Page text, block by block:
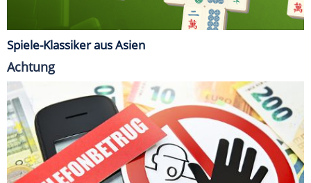
Spiele-Klassiker aus Asien
Achtung